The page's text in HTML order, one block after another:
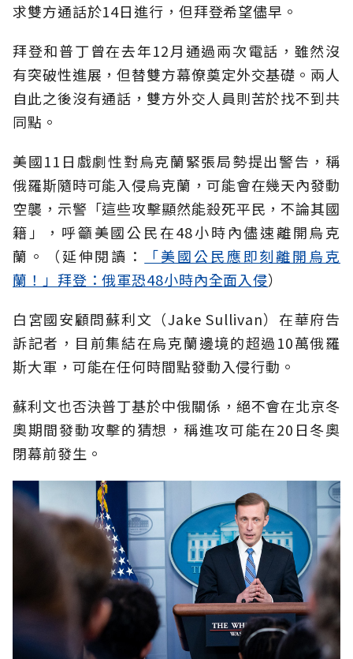
求雙方通話於14日進行，但拜登希望儘早。
拜登和普丁曾在去年12月通過兩次電話，雖然沒
有突破性進展，但替雙方幕僚奠定外交基礎。兩人
自此之後沒有通話，雙方外交人員則苦於找不到共
同點。
美國11日戲劇性對烏克蘭緊張局勢提出警告，稱
俄羅斯隨時可能入侵烏克蘭，可能會在幾天內發動
空襲，示警「這些攻擊顯然能殺死平民，不論其國
籍」，呼籲美國公民在48小時內儘速離開烏克
蘭。（延伸閱讀：
「美國公民應即刻離開烏克
蘭！」拜登：俄軍恐48小時內全面入侵）
白宮國安顧問蘇利文（Jake Sullivan）在華府告
訴記者，目前集結在烏克蘭邊境的超過10萬俄羅
斯大軍，可能在任何時間點發動入侵行動。
蘇利文也否決普丁基於中俄關係，絕不會在北京冬
奧期間發動攻擊的猜想，稱進攻可能在20日冬奧
閉幕前發生。